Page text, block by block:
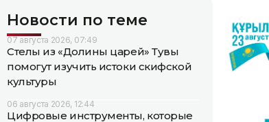
Новости по теме
07 августа 2026, 07:49
Стелы из «Долины царей» Тувы
помогут изучить истоки скифской
культуры
06 августа 2026, 12:44
Цифровые инструменты, которые